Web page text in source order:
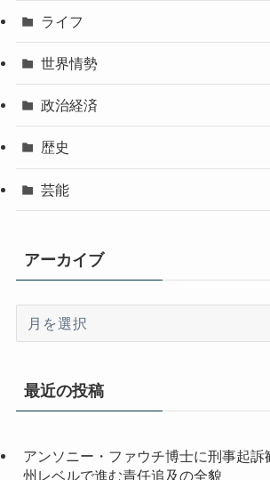
ライフ
世界情勢
政治経済
歴史
芸能
アーカイブ
イ
最近の投稿
アンソニー・ファウチ博士に刑事起訴
州レベルで進む責任追及の全貌